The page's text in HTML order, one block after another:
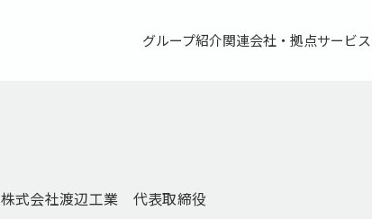
グループ紹介関連会社・拠点サービス
株式会社渡辺工業 代表取締役